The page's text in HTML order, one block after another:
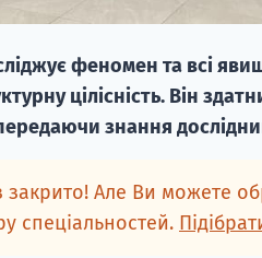
феномен та всі
цілісність. Він
знання
закрито! Але Ви можете
спеціальностей.